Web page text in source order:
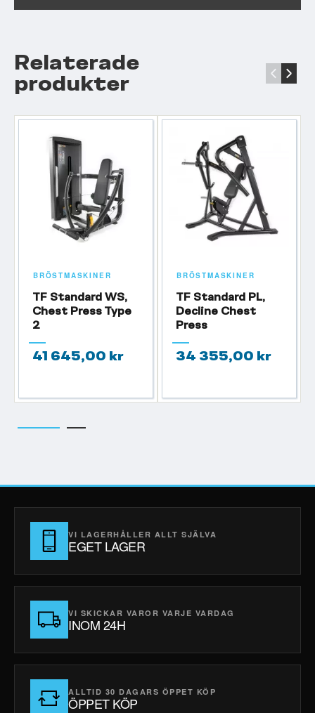
Relaterade
produkter ‹ ›
BRÖSTMASKINER
TF Standard WS,
Chest Press Type
2
41 645,00 kr
BRÖSTMASKINER
TF Standard PL,
Decline Chest
Press
34 355,00 kr
VI LAGERHÅLLER ALLT SJÄLVA
EGET LAGER
VI SKICKAR VAROR VARJE VARDAG
INOM 24H
ALLTID 30 DAGARS ÖPPET KÖP
ÖPPET KÖP